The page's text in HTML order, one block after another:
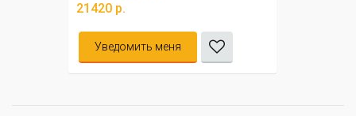
21420 р.
Уведомить меня